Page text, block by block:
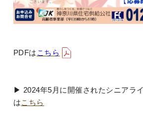
PDFは こちら
▶ 2024年5月に開催されたシニアラ
はこちら